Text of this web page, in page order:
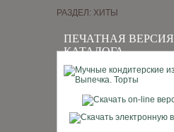
ПЕЧАТНАЯ ВЕРСИЯ
КАТАЛОГА
РАЗДЕЛ: ХИТЫ